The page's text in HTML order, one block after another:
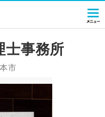
士事務所
市